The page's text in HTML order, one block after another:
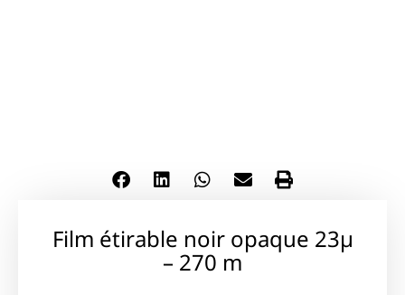
Film étirable noir opaque 23µ
– 270 m